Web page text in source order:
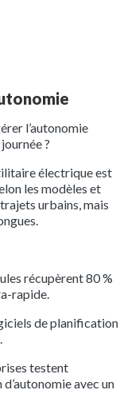
l’autonomie
?
électrique est
les modèles et
urbains, mais
récupèrent 80 %
rapide.
de planification
testent
avec un